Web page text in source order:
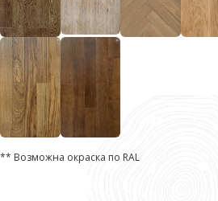
** Возможна окраска по RAL